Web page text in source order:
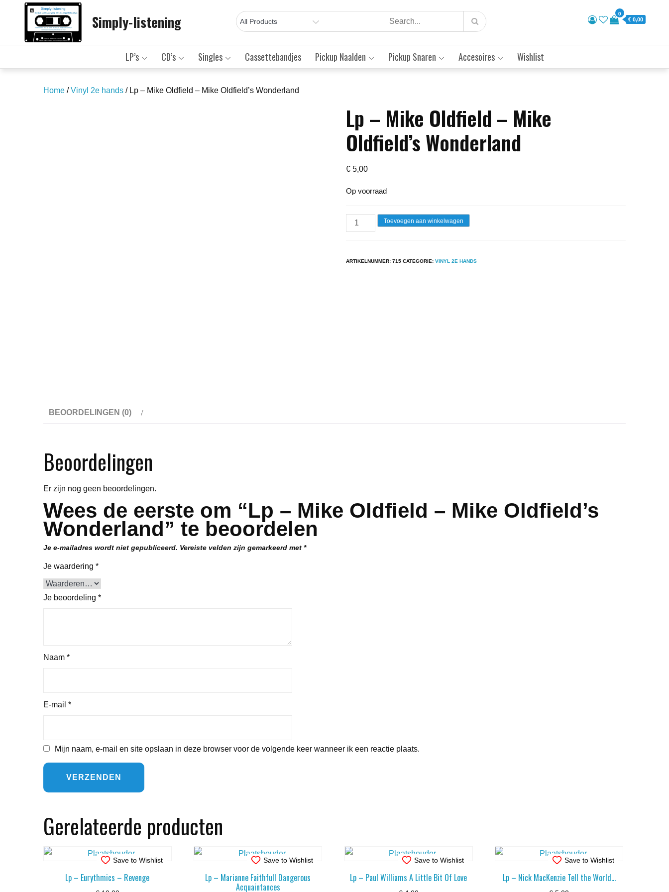
Simply-listening 0
€ 0,00
LP’s CD’s Singles Cassettebandjes Pickup Naalden Pickup Snaren Accesoires Wishlist
Home /Vinyl 2e hands / Lp – Mike Oldfield – Mike Oldfield’s Wonderland
Lp – Mike Oldfield – Mike
Oldfield’s Wonderland
€ 5,00
Op voorraad
-
Oldfield
Toevoegen aan winkelwagen
ARTIKELNUMMER:715 CATEGORIE:VINYL 2E HANDS
BEOORDELINGEN (0)
Beoordelingen
Er zijn nog geen beoordelingen.
Wees de eerste om “Lp – Mike Oldfield – Mike Oldfield’s
Wonderland” te beoordelen
Je e-mailadres wordt niet gepubliceerd. Vereiste velden zijn gemarkeerd met *
Je waardering *
Je beoordeling *
Naam *
E-mail *
Mijn naam, e-mail en site opslaan in deze browser voor de volgende keer wanneer ik een reactie plaats.
Gerelateerde producten
Save to Wishlist
Lp – Eurythmics – Revenge
Save to Wishlist
Lp – Marianne Faithfull Dangerous
Acquaintances
Save to Wishlist
Lp – Paul Williams A Little Bit Of Love
Save to Wishlist
Lp – Nick MacKenzie Tell the World…